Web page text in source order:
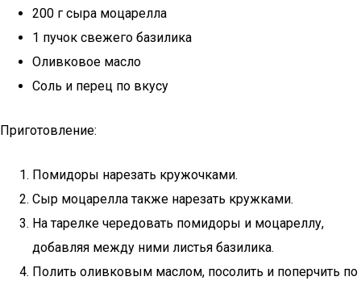
200 г сыра моцарелла
1 пучок свежего базилика
Оливковое масло
Соль и перец по вкусу
Приготовление:
Помидоры нарезать кружочками.
Сыр моцарелла также нарезать кружками.
На тарелке чередовать помидоры и моцареллу,
добавляя между ними листья базилика.
Полить оливковым маслом, посолить и поперчить по